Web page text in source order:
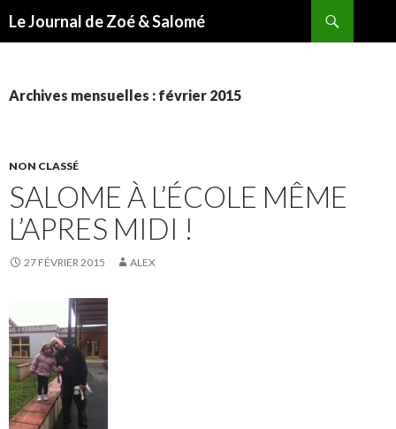
Le Journal de Zoé & Salomé
Archives mensuelles : février 2015
NON CLASSÉ
SALOME À L’ÉCOLE MÊME
L’APRES MIDI !
27 FÉVRIER 2015 ALEX